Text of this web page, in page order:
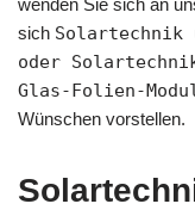
sich
oder
Glas-Folien-
Wünschen vorstellen.